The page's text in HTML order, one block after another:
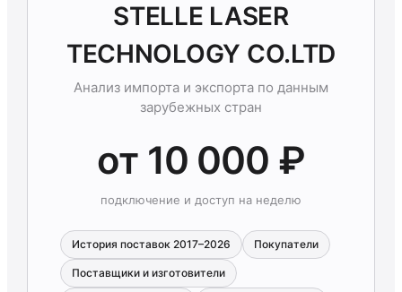
STELLE LASER
TECHNOLOGY CO.LTD
Анализ импорта и экспорта по данным
зарубежных стран
от 10 000 ₽
подключение и доступ на неделю
История поставок 2017–2026 Покупатели
Поставщики и изготовители